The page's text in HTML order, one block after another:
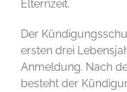
Elternzeit.
Der
ersten drei
Anmeldung. Nach
besteht der